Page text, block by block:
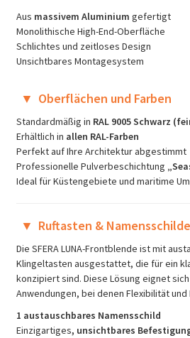
Aus massivem Aluminium gefertigt
Monolithische High-End-Oberfläche
Schlichtes und zeitloses Design
Unsichtbares Montagesystem
▼ Oberflächen und Farben
Standardmäßig in RAL 9005 Schwarz
Erhältlich in allen RAL-Farben
Perfekt auf Ihre Architektur abgestimmt
Professionelle Pulverbeschichtung
Ideal für Küstengebiete und maritime
▼ Ruftasten &
Die SFERA LUNA-Frontblende ist mit
Klingeltasten ausgestattet, die für ein
konzipiert sind. Diese Lösung eignet
Anwendungen, bei denen Flexibilität
1 austauschbares Namensschild
Einzigartiges, unsichtbares